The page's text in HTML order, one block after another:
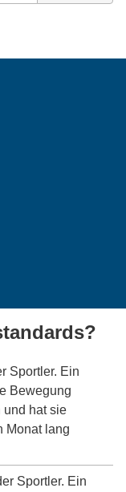
Sportler. Ein
Bewegung
und hat sie
Monat lang
Sportler. Ein